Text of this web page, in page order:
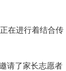
在进行着结合传
请了家长志愿者